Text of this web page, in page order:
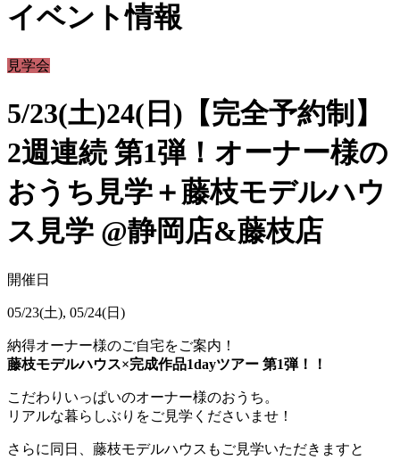
イベント情報
見学会
5/23(土)24(日)【完全予約制】
2週連続 第1弾！オーナー様の
おうち見学＋藤枝モデルハウ
ス見学 @静岡店&藤枝店
開催日
05/23(土), 05/24(日)
納得オーナー様のご自宅をご案内！
藤枝モデルハウス×完成作品1dayツアー 第1弾！！
こだわりいっぱいのオーナー様のおうち。
リアルな暮らしぶりをご見学くださいませ！
さらに同日、藤枝モデルハウスもご見学いただきますと